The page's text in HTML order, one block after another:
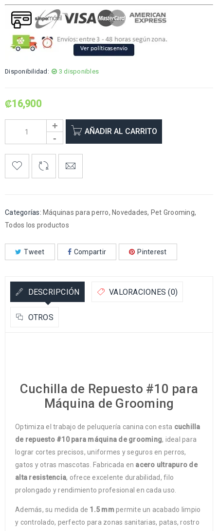
Disponibilidad: 3 disponibles
₡16,900
AÑADIR AL CARRITO
Categorías: Máquinas para perro, Novedades, Pet Grooming,
Todos los productos
Tweet Compartir Pinterest
DESCRIPCIÓN VALORACIONES (0)
OTROS
Cuchilla de Repuesto #10 para
Máquina de Grooming
Optimiza el trabajo de peluquería canina con esta cuchilla
de repuesto #10 para máquina de grooming, ideal para
lograr cortes precisos, uniformes y seguros en perros,
gatos y otras mascotas. Fabricada en acero ultrapuro de
alta resistencia, ofrece excelente durabilidad, filo
prolongado y rendimiento profesional en cada uso.
Además, su medida de 1.5 mmpermite un acabado limpio
y controlado, perfecto para zonas sanitarias, patas, rostro